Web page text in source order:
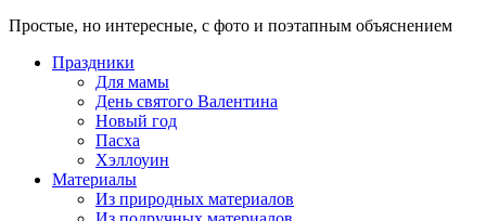
Простые, но интересные, с фото и поэтапным объяснением
Праздники
Для мамы
День святого Валентина
Новый год
Пасха
Хэллоуин
Материалы
Из природных материалов